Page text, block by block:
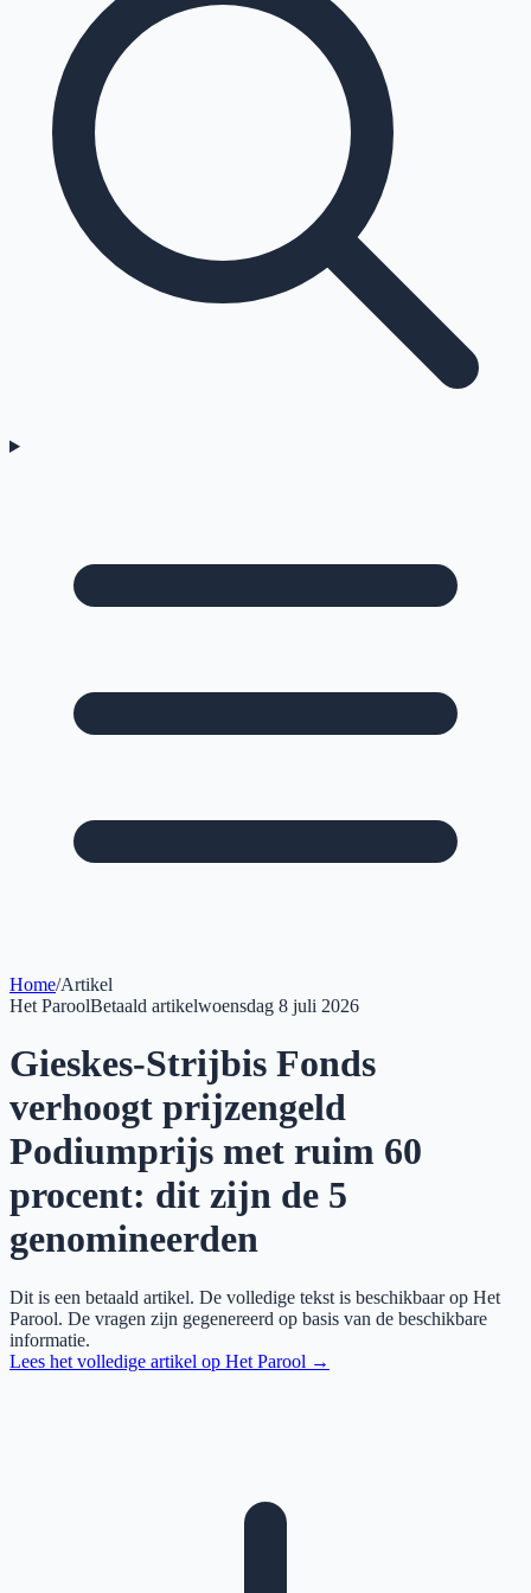
Home/Artikel
Het ParoolBetaald artikelwoensdag 8 juli 2026
Gieskes-Strijbis Fonds
verhoogt prijzengeld
Podiumprijs met ruim 60
procent: dit zijn de 5
genomineerden
Dit is een betaald artikel. De volledige tekst is beschikbaar op Het
Parool. De vragen zijn gegenereerd op basis van de beschikbare
informatie.
Lees het volledige artikel op Het Parool →